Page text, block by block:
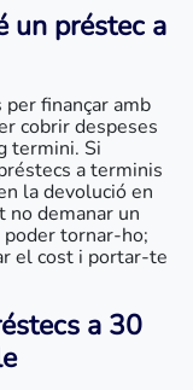
un préstec a
finançar amb
cobrir despeses
termini. Si
a terminis
la devolució en
no demanar un
tornar-ho;
el cost i portar-te
a 30